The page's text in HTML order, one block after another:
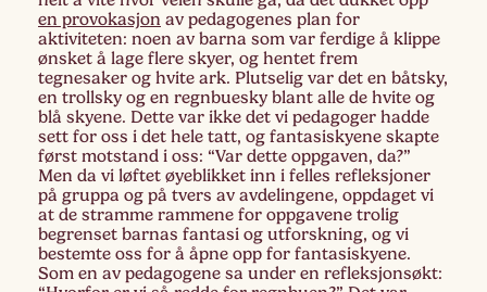
en provokasjon av pedagogenes plan for
aktiviteten: noen av barna som var ferdige å klippe
ønsket å lage flere skyer, og hentet frem
tegnesaker og hvite ark. Plutselig var det en båtsky,
en trollsky og en regnbuesky blant alle de hvite og
blå skyene. Dette var ikke det vi pedagoger hadde
sett for oss i det hele tatt, og fantasiskyene skapte
først motstand i oss: “Var dette oppgaven, da?”
Men da vi løftet øyeblikket inn i felles refleksjoner
på gruppa og på tvers av avdelingene, oppdaget vi
at de stramme rammene for oppgavene trolig
begrenset barnas fantasi og utforskning, og vi
bestemte oss for å åpne opp for fantasiskyene.
Som en av pedagogene sa under en refleksjonsøkt: